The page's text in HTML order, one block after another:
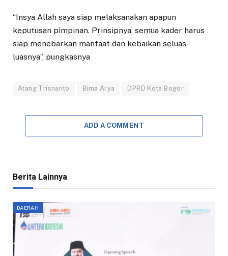
“Insya Allah saya siap melaksanakan apapun
keputusan pimpinan. Prinsipnya, semua kader harus
siap menebarkan manfaat dan kebaikan seluas-
luasnya”, pungkasnya
Atang Trisnanto Bima Arya DPRD Kota Bogor
ADD A COMMENT
Berita Lainnya
DAERAH